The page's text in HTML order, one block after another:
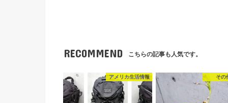
RECOMMEND こちらの記事も人気です。
アメリカ生活情報 その